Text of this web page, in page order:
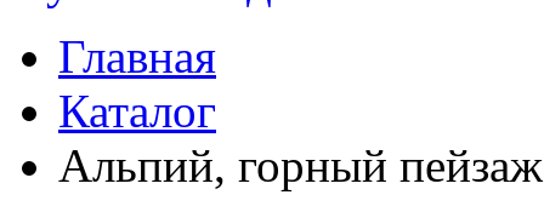
Главная
Каталог
Альпий, горный